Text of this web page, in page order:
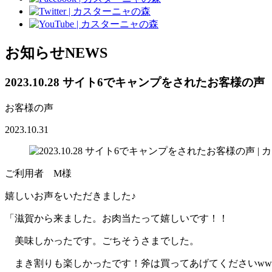
お知らせNEWS
2023.10.28 サイト6でキャンプをされたお客様の声
お客様の声
2023.10.31
ご利用者 M様
嬉しいお声をいただきました♪
「滋賀から来ました。お肉当たって嬉しいです！！
美味しかったです。ごちそうさまでした。
まき割りも楽しかったです！斧は買ってあげてください